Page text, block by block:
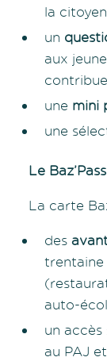
la
un
aux
une mini
une
Le Baz’Pass
La carte
des
trentaine
auto-
un accès
au PAJ